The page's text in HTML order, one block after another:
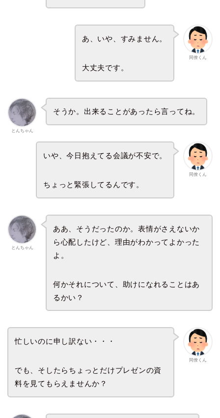
同僚くん
あ、いや、すみません。
大丈夫です。
とんちゃん
そうか。出来ることがあったら言ってね。
同僚くん
いや、今日抱えてる会議が不安で。
ちょっと緊張してるんです。
とんちゃん
ああ、そうだったのか。表情がさえないか
ら心配したけど、理由がわかってよかった
よ。
何かそれについて、助けになれることはあ
るかい？
同僚くん
忙しいのに申し訳ない・・・
でも、そしたらちょっとだけプレゼンの資
料を見てもらえませんか？